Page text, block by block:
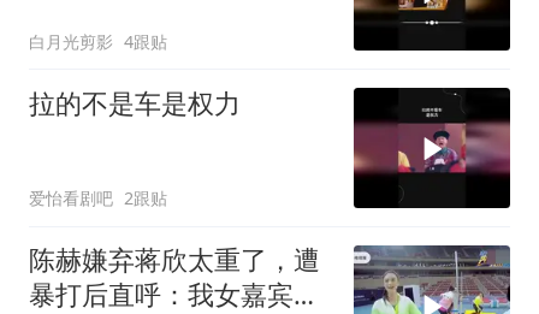
白月光剪影 4跟贴
拉的不是车是权力
爱怡看剧吧 2跟贴
陈赫嫌弃蒋欣太重了，遭
暴打后直呼：我女嘉宾打